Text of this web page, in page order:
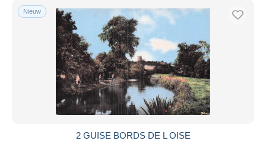
Nieuw
2 GUISE BORDS DE L OISE